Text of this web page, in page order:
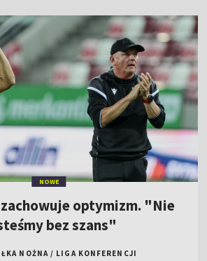
NOWE
zachowuje optymizm. "Nie
bez szans"
NOŻNA / LIGA KONFERENCJI